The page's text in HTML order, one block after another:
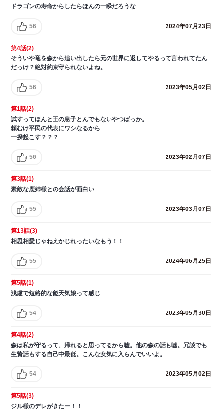
ドラゴンの寿命からしたらほんの一瞬だろうな
56 2024年07月23日
第4話(2)
そういや竜を森から追い出したら元の世界に返してやるって言われてたん
だっけ？絶対約束守られないよね。
56 2023年05月02日
第1話(2)
試すってほんと王の息子とんでもないやつばっか。
頼むけ平民の代表にワシなるから
一揆起こす？？？
56 2023年02月07日
第3話(1)
素敵な鹿姉様との会話が面白い
55 2023年03月07日
第13話(3)
相思相愛じゃねえかじれったいなもう！！
55 2024年06月25日
第5話(1)
浅慮で短絡的な能天気娘って感じ
54 2023年05月30日
第4話(2)
森は私が守るって、帰れると思ってるから嘘。他の森の話も嘘。冗談でも
生贄話もする自己中最低。こんな女気に入らんでいいよ。
54 2023年05月02日
第5話(3)
ジル様のデレがきたー！！